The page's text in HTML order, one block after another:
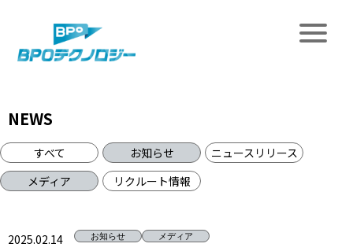
NEWS
すべて お知らせ
ニュースリリース
メディア
リクルート情報
2025.02.14 お知らせ メディア